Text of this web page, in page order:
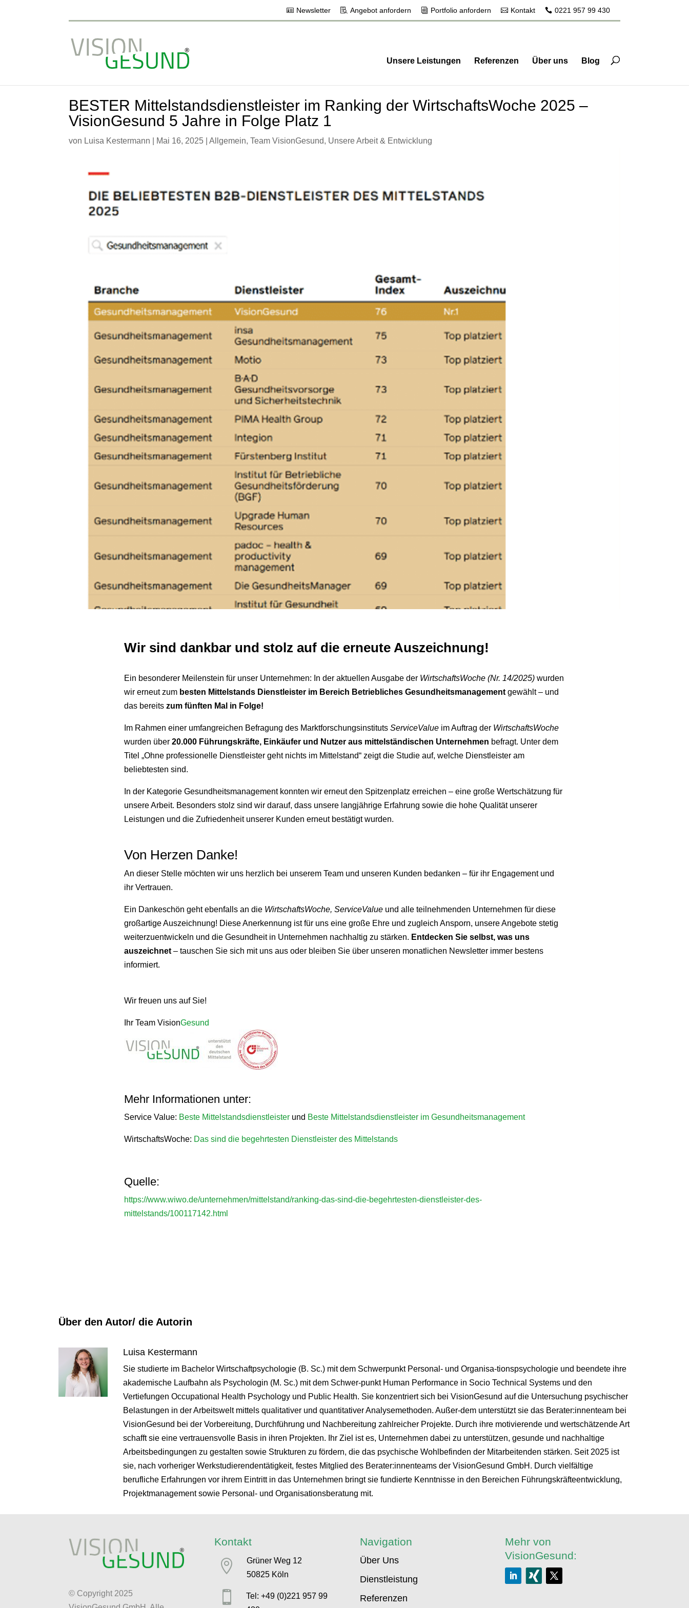
Newsletter Angebot anfordern Portfolio anfordern Kontakt 0221 957 99 430
Unsere Leistungen Referenzen Über uns Blog
BESTER Mittelstandsdienstleister im Ranking der WirtschaftsWoche 2025 –
VisionGesund 5 Jahre in Folge Platz 1
von Luisa Kestermann Mai 16, 2025 |Allgemein,Team VisionGesund, Unsere Arbeit & Entwicklung
Wir sind dankbar und stolz auf die erneute Auszeichnung!
Ein besonderer Meilenstein für unser Unternehmen: In der aktuellen Ausgabe der WirtschaftsWoche (Nr. 14/2025)wurden
wir erneut zum besten Mittelstands Dienstleister im Bereich Betriebliches Gesundheitsmanagementgewählt – und
das bereits zum fünften Mal in Folge!
Im Rahmen einer umfangreichen Befragung des Marktforschungsinstituts ServiceValue im Auftrag der WirtschaftsWoche
wurden über 20.000 Führungskräfte, Einkäufer und Nutzer aus mittelständischen Unternehmen befragt. Unter dem
Titel „Ohne professionelle Dienstleister geht nichts im Mittelstand“ zeigt die Studie auf, welche Dienstleister am
beliebtesten sind.
In der Kategorie Gesundheitsmanagement konnten wir erneut den Spitzenplatz erreichen – eine große Wertschätzung für
unsere Arbeit. Besonders stolz sind wir darauf, dass unsere langjährige Erfahrung sowie die hohe Qualität unserer
Leistungen und die Zufriedenheit unserer Kunden erneut bestätigt wurden.
Von Herzen Danke!
An dieser Stelle möchten wir uns herzlich bei unserem Team und unseren Kunden bedanken – für ihr Engagement und
ihr Vertrauen.
Ein Dankeschön geht ebenfalls an die WirtschaftsWoche, ServiceValueund alle teilnehmenden Unternehmen für diese
großartige Auszeichnung! Diese Anerkennung ist für uns eine große Ehre und zugleich Ansporn, unsere Angebote stetig
weiterzuentwickeln und die Gesundheit in Unternehmen nachhaltig zu stärken. Entdecken Sie selbst, was uns
auszeichnet– tauschen Sie sich mit uns aus oder bleiben Sie über unseren monatlichen Newsletter immer bestens
informiert.
Wir freuen uns auf Sie!
Ihr Team VisionGesund
Mehr Informationen unter:
Service Value: Beste Mittelstandsdienstleisterund Beste Mittelstandsdienstleister im Gesundheitsmanagement
WirtschaftsWoche: Das sind die begehrtesten Dienstleister des Mittelstands
Quelle:
https://www.wiwo.de/unternehmen/mittelstand/ranking-das-sind-die-begehrtesten-dienstleister-des-
mittelstands/100117142.html
Über den Autor/ die Autorin
Luisa Kestermann
Sie studierte im Bachelor Wirtschaftpsychologie (B. Sc.) mit dem Schwerpunkt Personal- und Organisa-tionspsychologie und beendete ihre
akademische Laufbahn als Psychologin (M. Sc.) mit dem Schwer-punkt Human Performance in Socio Technical Systems und den
Vertiefungen Occupational Health Psychology und Public Health. Sie konzentriert sich bei VisionGesund auf die Untersuchung psychischer
Belastungen in der Arbeitswelt mittels qualitativer und quantitativer Analysemethoden. Außer-dem unterstützt sie das Berater:innenteam bei
VisionGesund bei der Vorbereitung, Durchführung und Nachbereitung zahlreicher Projekte. Durch ihre motivierende und wertschätzende Art
schafft sie eine vertrauensvolle Basis in ihren Projekten. Ihr Ziel ist es, Unternehmen dabei zu unterstützen, gesunde und nachhaltige
Arbeitsbedingungen zu gestalten sowie Strukturen zu fördern, die das psychische Wohlbefinden der Mitarbeitenden stärken. Seit 2025 ist
sie, nach vorheriger Werkstudierendentätigkeit, festes Mitglied des Berater:innenteams der VisionGesund GmbH. Durch vielfältige
berufliche Erfahrungen vor ihrem Eintritt in das Unternehmen bringt sie fundierte Kenntnisse in den Bereichen Führungskräfteentwicklung,
Projektmanagement sowie Personal- und Organisationsberatung mit.
© Copyright 2025
Kontakt

Grüner Weg 12
50825 Köln

Tel: +49 (0)221 957 99
Navigation
Über Uns
Dienstleistung
Referenzen
Mehr von
VisionGesund: